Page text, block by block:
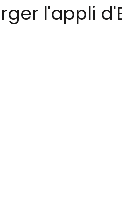
l'appli